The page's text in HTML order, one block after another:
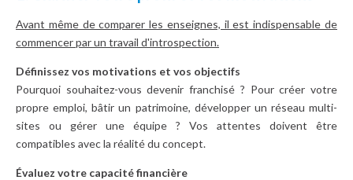
Avant même de comparer les enseignes, il est indispensable de
commencer par un travail d'introspection.
Définissez vos motivations et vos objectifs
Pourquoi souhaitez-vous devenir franchisé ? Pour créer votre
propre emploi, bâtir un patrimoine, développer un réseau multi-
sites ou gérer une équipe ? Vos attentes doivent être
compatibles avec la réalité du concept.
Évaluez votre capacité financière